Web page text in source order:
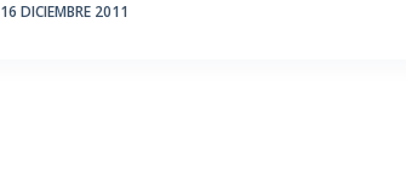
16 DICIEMBRE 2011